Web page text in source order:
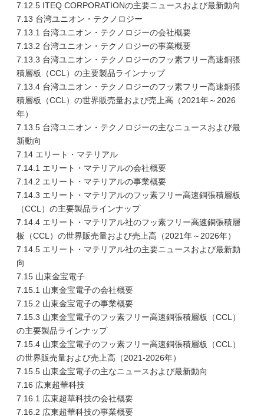
7.12.5 ITEQ CORPORATIONの主要ニュースおよび最新動向
7.13 台湾ユニオン・テクノロジー
7.13.1 台湾ユニオン・テクノロジーの会社概要
7.13.2 台湾ユニオン・テクノロジーの事業概要
7.13.3 台湾ユニオン・テクノロジーのフッ素フリー高速銅張
積層板（CCL）の主要製品ラインナップ
7.13.4 台湾ユニオン・テクノロジーのフッ素フリー高速銅張
積層板（CCL）の世界販売量および売上高（2021年～2026
年）
7.13.5 台湾ユニオン・テクノロジーの主なニュースおよび最
新動向
7.14 エリート・マテリアル
7.14.1 エリート・マテリアルの会社概要
7.14.2 エリート・マテリアルの事業概要
7.14.3 エリート・マテリアルのフッ素フリー高速銅張積層板
（CCL）の主要製品ラインナップ
7.14.4 エリート・マテリアル社のフッ素フリー高速銅張積層
板（CCL）の世界販売量および売上高（2021年～2026年）
7.14.5 エリート・マテリアル社の主要ニュースおよび最新動
向
7.15 山東金宝電子
7.15.1 山東金宝電子の会社概要
7.15.2 山東金宝電子の事業概要
7.15.3 山東金宝電子のフッ素フリー高速銅張積層板（CCL）
の主要製品ラインナップ
7.15.4 山東金宝電子のフッ素フリー高速銅張積層板（CCL）
の世界販売量および売上高（2021-2026年）
7.15.5 山東金宝電子の主なニュースおよび最新動向
7.16 広東超華科技
7.16.1 広東超華科技の会社概要
7.16.2 広東超華科技の事業概要